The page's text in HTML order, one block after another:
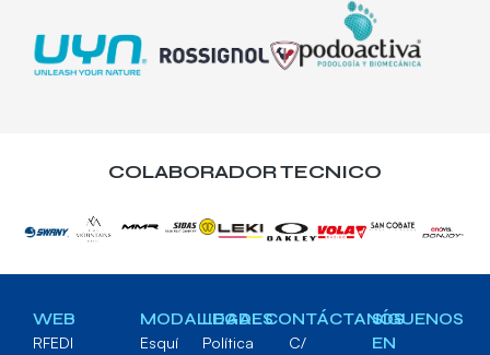
COLABORADOR TECNICO
WEB
RFEDI
MODALIDADES
Esquí
LEGAL
Política
CONTÁCTANOS
C/
SÍGUENOS
EN